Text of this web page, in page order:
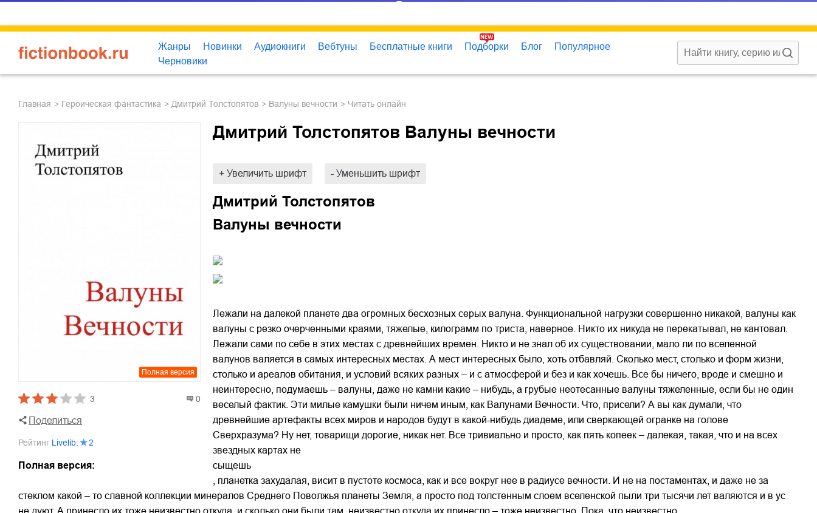
Жанры Новинки Аудиокниги Вебтуны Бесплатные книги Подборки Блог
Популярное
Черновики
Главная героическая фантастика Дмитрий Толстопятов Валуны вечности Читать онлайн
Полная версия
3 0
Поделиться
Рейтинг Livelib: 2
Полная версия:
Дмитрий Толстопятов Валуны вечности
+ Увеличить шрифт - Уменьшить шрифт
Дмитрий Толстопятов
Валуны вечности
Лежали на далекой планете два огромных бесхозных серых валуна. Функциональной нагрузки совершенно никакой, валуны как
валуны с резко очерченными краями, тяжелые, килограмм по триста, наверное. Никто их никуда не перекатывал, не кантовал.
Лежали сами по себе в этих местах с древнейших времен. Никто и не знал об их существовании, мало ли по вселенной
валунов валяется в самых интересных местах. А мест интересных было, хоть отбавляй. Сколько мест, столько и форм жизни,
столько и ареалов обитания, и условий всяких разных – и с атмосферой и без и как хочешь. Все бы ничего, вроде и смешно и
неинтересно, подумаешь – валуны, даже не камни какие – нибудь, а грубые неотесанные валуны тяжеленные, если бы не один
веселый фактик. Эти милые камушки были ничем иным, как Валунами Вечности. Что, присели? А вы как думали, что
древнейшие артефакты всех миров и народов будут в какой-нибудь диадеме, или сверкающей огранке на голове
Сверхразума? Ну нет, товарищи дорогие, никак нет. Все тривиально и просто, как пять копеек – далекая, такая, что и на всех
звездных картах не
сыщешь
, планетка захудалая, висит в пустоте космоса, как и все вокруг нее в радиусе вечности. И не на постаментах, и даже не за
стеклом какой – то славной коллекции минералов Среднего Поволжья планеты Земля, а просто под толстенным слоем вселенской пыли три тысячи лет валяются и в ус
не дуют. А принесло их тоже неизвестно откуда, и сколько они были там, неизвестно откуда их принесло – тоже неизвестно. Пока, что неизвестно.